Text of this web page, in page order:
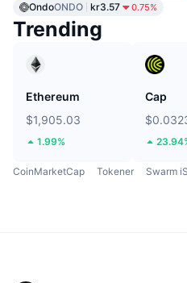
OndoONDO kr3.57 0.75%
Trending
Ethereum
$1,905.03
1.99%
Cap
CoinMarketCap Tokener Swarm